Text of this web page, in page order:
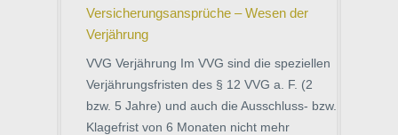
Versicherungsansprüche – Wesen der
Verjährung
VVG Verjährung Im VVG sind die speziellen
Verjährungsfristen des § 12 VVG a. F. (2
bzw. 5 Jahre) und auch die Ausschluss- bzw.
Klagefrist von 6 Monaten nicht mehr